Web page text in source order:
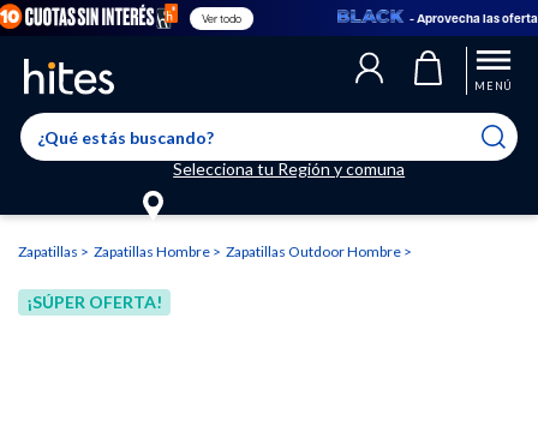
Ver todo - Aprovecha las ofertas en
MENÚ
Selecciona tu Región y comuna
El producto ha sido eliminado correctamente
El producto ha sido agregado a tu lista de favoritos correctamente
Llegaste al límite de productos favoritos permitidos, para agregar
uno nuevo ingresa a “Mi cuenta” y elimina los que ya no necesitas.
Zapatillas Zapatillas Hombre Zapatillas Outdoor Hombre
¡SÚPER OFERTA!